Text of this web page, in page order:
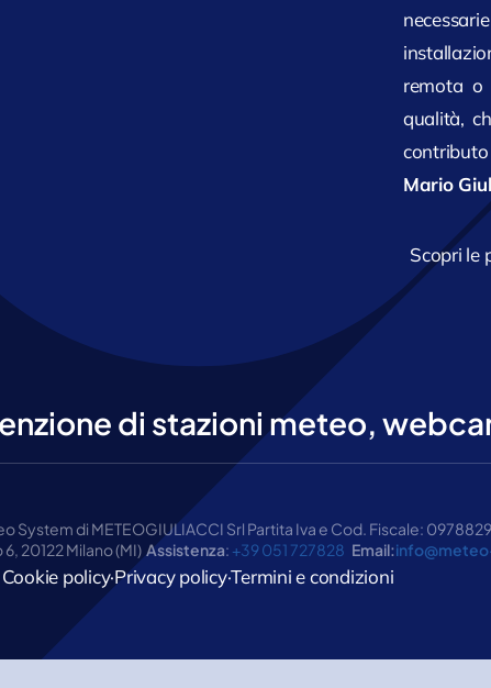
remota o
qualità,
Mario
Scopri le
di stazioni meteo,
System di METEOGIULIACCI Srl Partita Iva e Cod. Fiscale:
20122 Milano (MI) Assistenza: +39 051 727828 Email:
Cookie policy·Privacy policy·Termini e condizioni